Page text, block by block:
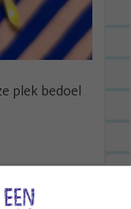
plek bedoel